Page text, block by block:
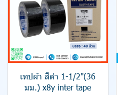
เทปผ้า สีดำ 1-1/2"(36
มม.) x8y inter tape